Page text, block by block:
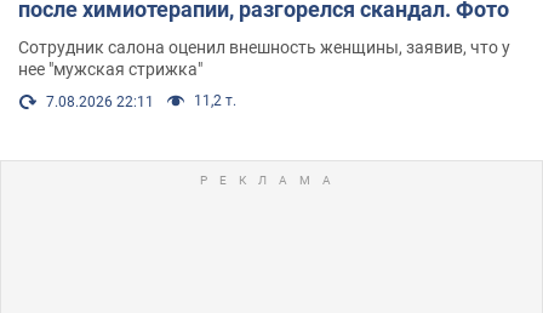
после химиотерапии, разгорелся скандал. Фото
Сотрудник салона оценил внешность женщины, заявив, что у
нее "мужская стрижка"
7.08.2026 22:11 11,2 т.